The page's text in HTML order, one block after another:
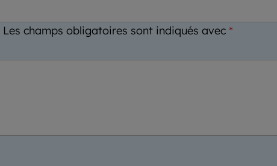
Les champs obligatoires sont indiqués avec *